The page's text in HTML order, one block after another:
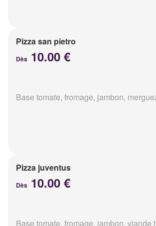
Pizza san pietro
Dès 10.00 €
Base tomate, fromage, jambon,
Pizza juventus
Dès 10.00 €
Base tomate, fromage, jambon, viande